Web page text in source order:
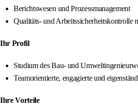
Berichtswesen und Prozessmanagement
Qualitäts- und Arbeitssicherheitskontrolle
Ihr Profil
Studium des Bau- und
Teamorientierte, engagierte und
Ihre Vorteile